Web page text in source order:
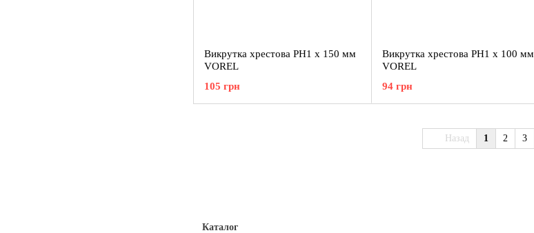
Викрутка хрестова PH1 x 150 мм
VOREL
105 грн
Викрутка хрестова PH1 x 100 мм
VOREL
94 грн
Назад 1 2 3
Каталог